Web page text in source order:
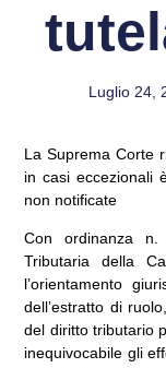
Luglio 24,
La Suprema Corte
in casi eccezionali
non notificate
Conordinanza
Tributaria della
l’orientamento
dell’estratto di
del diritto tributario
inequivocabile gli